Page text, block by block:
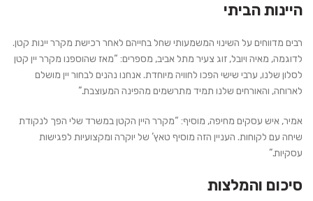
היינות הביתי
רבים מדווחים על השינוי המשמעותי שחל בחייהם לאחר רכישת מקרר יינות קטן.
לדוגמה, מאיה ויובל, זוג צעיר מתל אביב, מספרים: “מאז שהוספנו מקרר יין קטן
לסלון שלנו, ערבי שישי הפכו לחוויה מיוחדת. אנחנו נהנים לבחור יין מושלם
לארוחה, והאורחים שלנו תמיד מתרשמים מהפינה המעוצבת.”
אמיר, איש עסקים מחיפה, מוסיף: “מקרר היין הקטן במשרד שלי הפך לנקודת
שיחה עם לקוחות. העניין הזה מוסיף טאץ’ של יוקרה ומקצועיות לפגישות
עסקיות.”
סיכום והמלצות